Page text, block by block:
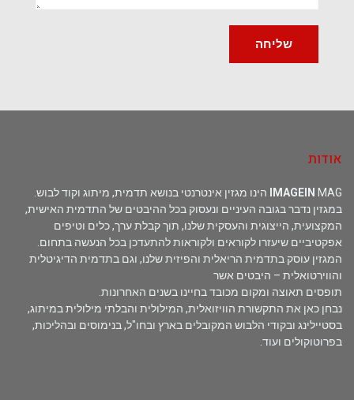
אודות
IMAGEIN MAG הינו מגזין אינטרנטי בנושא תדמית, מיתוג וקוד לבוש.
במגזין נדבר בגובה העיניים ונעסוק בכל ההיבטים של התדמית האישית,
המקצועית, הייצוגית והעסקית שלנו, תוך קבלת ערך, כלים וטיפים
אפקטיביים שיעזרו לקוראים ולקוראות להתעדכן בכל הנעשה בתחום.
המגזין עוסק בתדמית הריאלית והפיזית שלנו, וגם בתדמית הדיגיטלית
והווירטואלית – היבטים אשר
תופסים תאוצה ומקום מכובד בחיינו בשנים האחרונות.
נבחן כאן את התקשורת הוויזואלית, המילולית והבלתי מילולית במיתוג,
בסטיילינג ובקודי הלבוש המקובלים בארץ ובחו"ל, בנימוסים ובהליכות,
בפרוטוקולים ועוד.